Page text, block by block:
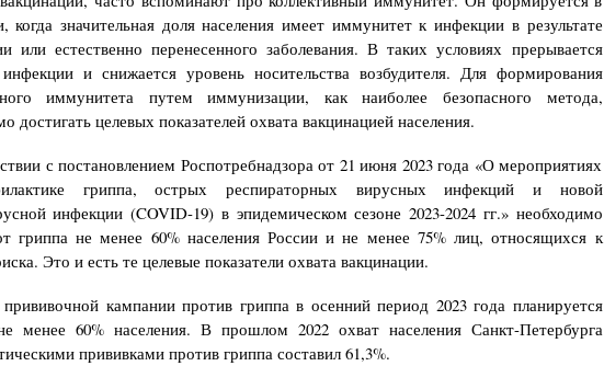
когда значительная доля населения имеет иммунитет к инфекции в результате
или естественно перенесенного заболевания. В таких условиях прерывается
и снижается уровень носительства возбудителя. Для формирования
иммунитета путем иммунизации, как наиболее безопасного метода,
достигать целевых показателей охвата вакцинацией населения.
с постановлением Роспотребнадзора от 21 июня 2023 года «О мероприятиях
гриппа, острых респираторных вирусных инфекций и новой
инфекции (COVID-19) в эпидемическом сезоне 2023-2024 гг.» необходимо
гриппа не менее 60% населения России и не менее 75% лиц, относящихся к
Это и есть те целевые показатели охвата вакцинации.
кампании против гриппа в осенний период 2023 года планируется
менее 60% населения. В прошлом 2022 охват населения Санкт-Петербурга
прививками против гриппа составил 61,3%.